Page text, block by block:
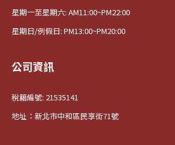
星期一至星期六: AM11:00~PM22:00
星期日/例假日: PM13:00~PM20:00
公司資訊
稅籍編號: 21535141
地址：新北市中和區民享街71號